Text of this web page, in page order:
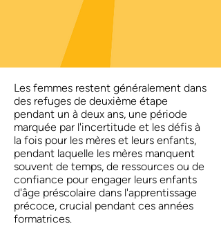
Les femmes restent généralement dans
des refuges de deuxième étape
pendant un à deux ans, une période
marquée par l'incertitude et les défis à
la fois pour les mères et leurs enfants,
pendant laquelle les mères manquent
souvent de temps, de ressources ou de
confiance pour engager leurs enfants
d'âge préscolaire dans l'apprentissage
précoce, crucial pendant ces années
formatrices.